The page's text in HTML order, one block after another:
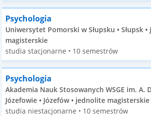
Psychologia
Uniwersytet Pomorski w Słupsku • Słupsk
magisterskie
studia stacjonarne • 10 semestrów
Psychologia
Akademia Nauk Stosowanych WSGE im. A.
Józefowie • Józefów • jednolite magisterskie
studia niestacjonarne • 10 semestrów